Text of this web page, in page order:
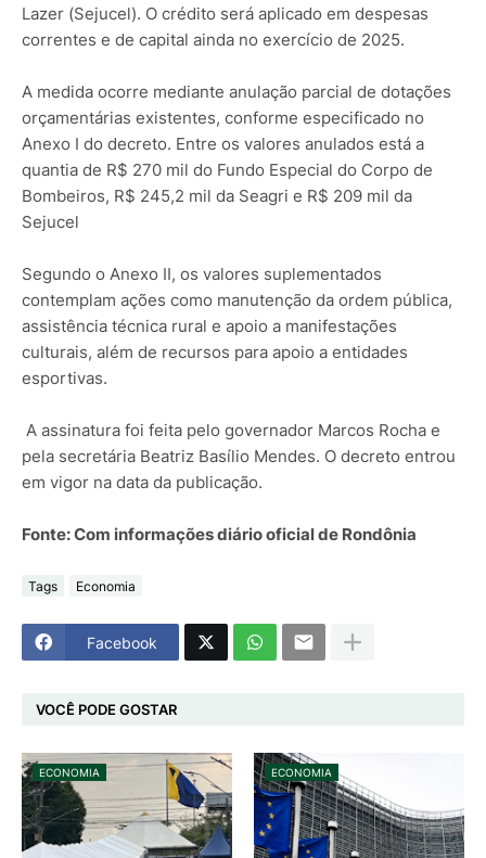
Lazer (Sejucel). O crédito será aplicado em despesas
correntes e de capital ainda no exercício de 2025.
A medida ocorre mediante anulação parcial de dotações
orçamentárias existentes, conforme especificado no
Anexo I do decreto. Entre os valores anulados está a
quantia de R$ 270 mil do Fundo Especial do Corpo de
Bombeiros, R$ 245,2 mil da Seagri e R$ 209 mil da
Sejucel
Segundo o Anexo II, os valores suplementados
contemplam ações como manutenção da ordem pública,
assistência técnica rural e apoio a manifestações
culturais, além de recursos para apoio a entidades
esportivas.
A assinatura foi feita pelo governador Marcos Rocha e
pela secretária Beatriz Basílio Mendes. O decreto entrou
em vigor na data da publicação.
Fonte: Com informações diário oficial de Rondônia
Tags Economia
Facebook
VOCÊ PODE GOSTAR
ECONOMIA ECONOMIA